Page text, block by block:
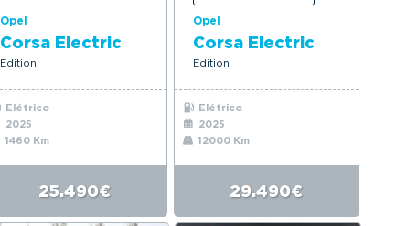
Opel
Corsa Electric
Edition
Elétrico
2025
1460 Km
25.490€
Opel
Corsa Electric
Edition
Elétrico
2025
12000 Km
29.490€